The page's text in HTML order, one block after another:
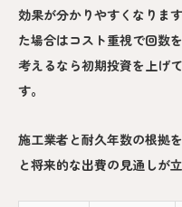
効果が分かりやすくなりま
た場合はコスト重視で回数
考えるなら初期投資を上げ
す。
施工業者と耐久年数の根拠
と将来的な出費の見通しが